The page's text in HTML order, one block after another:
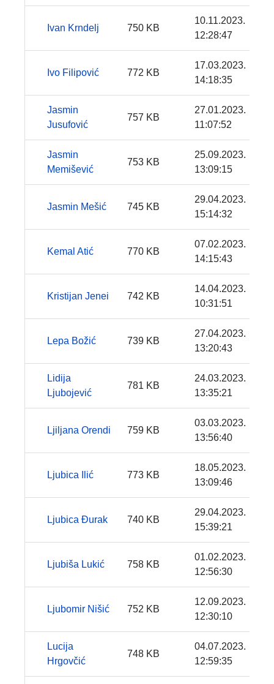
Ivan Krndelj 750 KB
10.11.2023.
12:28:47
Ivo Filipović 772 KB
17.03.2023.
14:18:35
Jasmin
Jusufović
757 KB
27.01.2023.
11:07:52
Jasmin
Memišević
753 KB
25.09.2023.
13:09:15
Jasmin Mešić 745 KB
29.04.2023.
15:14:32
Kemal Atić 770 KB
07.02.2023.
14:15:43
Kristijan Jenei 742 KB
14.04.2023.
10:31:51
Lepa Božić 739 KB
27.04.2023.
13:20:43
Lidija
Ljubojević
781 KB
24.03.2023.
13:35:21
Ljiljana Orendi 759 KB
03.03.2023.
13:56:40
Ljubica Ilić 773 KB
18.05.2023.
13:09:46
Ljubica Đurak 740 KB
29.04.2023.
15:39:21
Ljubiša Lukić 758 KB
01.02.2023.
12:56:30
Ljubomir Nišić 752 KB
12.09.2023.
12:30:10
Lucija
Hrgovčić
748 KB
04.07.2023.
12:59:35